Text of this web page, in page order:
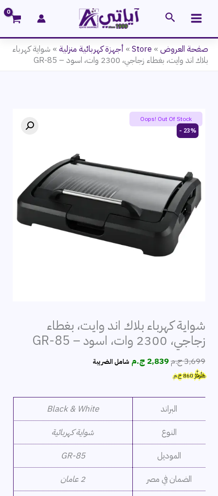
البحث
صفحة العروض »
Store
» أجهزة كهربائية منزلية » شواية كهرباء
بلاك اند وايت، بغطاء زجاجي، 2300 وات، اسود – GR-85
Oops! Out Of Stock
23% -
شواية كهرباء بلاك اند وايت، بغطاء
زجاجي، 2300 وات، اسود – GR-85
3,699ج.مالسعر
2,839 ج.م السعر
شامل الضريبة
هَتُوفِّرُ860ج.م
البراند
Black & White
النوع
شواية كهربائية
الموديل
GR-85
الضمان في مصر
2 عامان